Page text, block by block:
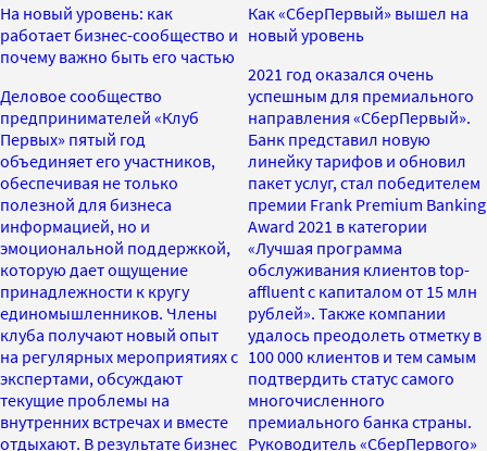
На новый уровень: как
работает бизнес-сообщество и
почему важно быть его частью
Деловое сообщество
предпринимателей «Клуб
Первых» пятый год
объединяет его участников,
обеспечивая не только
полезной для бизнеса
информацией, но и
эмоциональной поддержкой,
которую дает ощущение
принадлежности к кругу
единомышленников. Члены
клуба получают новый опыт
на регулярных мероприятиях с
экспертами, обсуждают
текущие проблемы на
внутренних встречах и вместе
отдыхают. В результате бизнес
Как «СберПервый» вышел на
новый уровень
2021 год оказался очень
успешным для премиального
направления «СберПервый».
Банк представил новую
линейку тарифов и обновил
пакет услуг, стал победителем
премии Frank Premium Banking
Award 2021 в категории
«Лучшая программа
обслуживания клиентов top-
affluent c капиталом от 15 млн
рублей». Также компании
удалось преодолеть отметку в
100 000 клиентов и тем самым
подтвердить статус самого
многочисленного
премиального банка страны.
Руководитель «СберПервого»